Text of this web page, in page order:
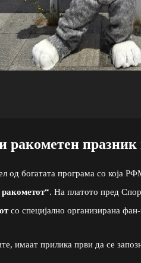
ракометен
од богатата програма со која
. На платото пред
со специјално организирана
имаат прилика први да се